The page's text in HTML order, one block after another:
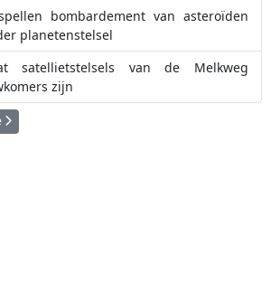
bombardement van asteroïden
planetenstelsel
satellietstelsels van de Melkweg
zijn
toename van de deuterium-
artikel: Onzekerheid over NASA's Europa Clipper